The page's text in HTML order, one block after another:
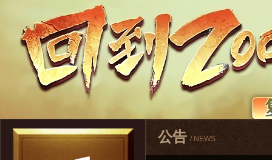
公告 / NEWS